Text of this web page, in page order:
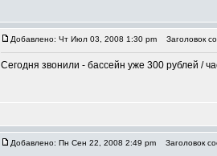
Добавлено: Чт Июл 03, 2008 1:30 pm Заголовок
Сегодня звонили - бассейн уже 300 рублей /
Добавлено: Пн Сен 22, 2008 2:49 pm Заголовок